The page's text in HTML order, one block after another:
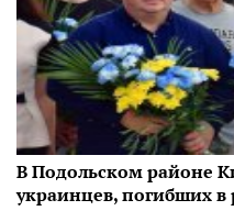
В Подольском районе
украинцев, погибших в